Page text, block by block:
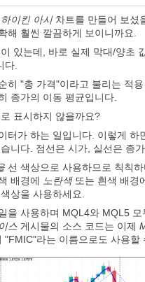
하이킨 아시차트를 만들어 보셨
해 훨씬 깔끔하게 보이니까요.
있는데, 바로 실제 막대/양초
다.
히 "총 가격"이라고 불리는 적용
종가의 이동 평균입니다.
표시하지 않을까요?
터가 하는 일입니다. 이렇게 하
니다. 점선은 시가, 실선은 종가
선 색상으로 사용하므로 칙칙
배경에 노란색또는 흰색 배경
상을 사용하세요.
을 사용하며 MQL4와 MQL5 모
스 게시물의 소스 코드는 이제
라는 이름으로도 사용할